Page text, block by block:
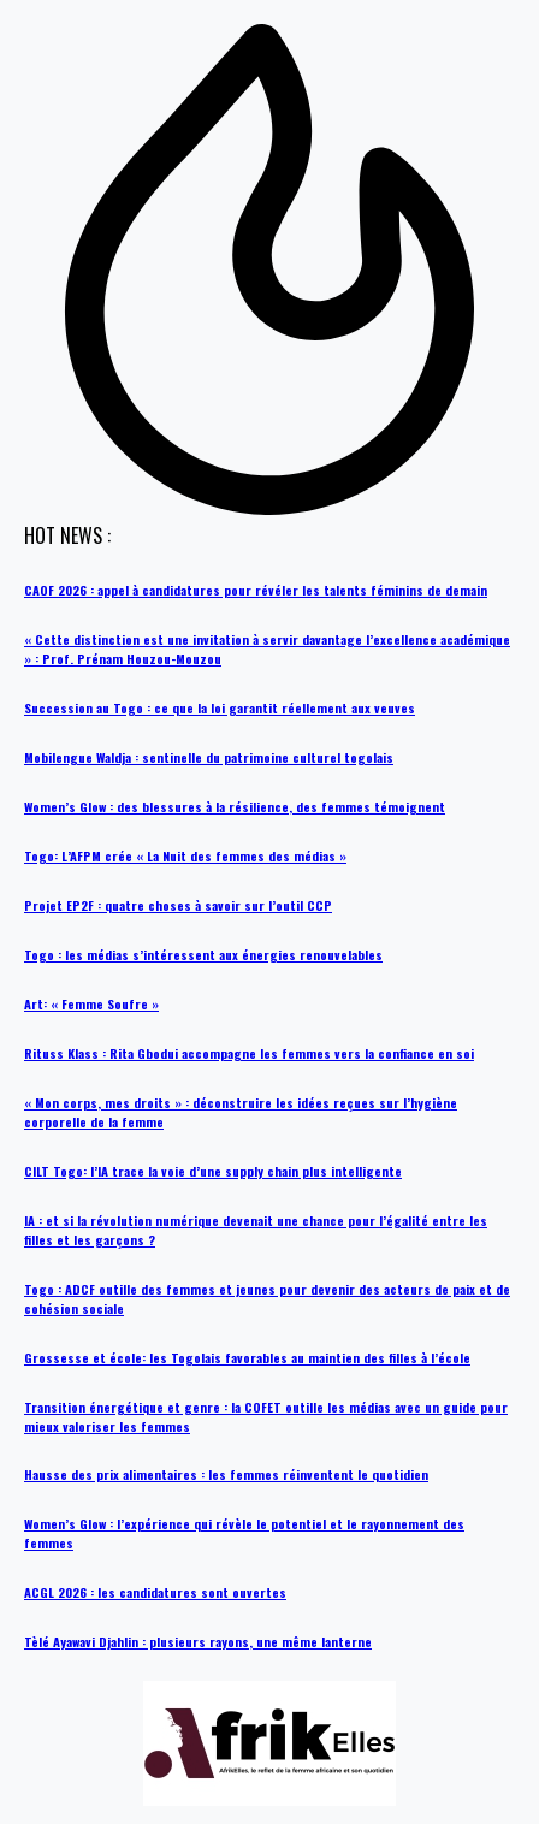
HOT NEWS :
CAOF 2026 : appel à candidatures pour révéler les talents féminins de demain
« Cette distinction est une invitation à servir davantage l’excellence académique
» : Prof. Prénam Houzou-Mouzou
Succession au Togo : ce que la loi garantit réellement aux veuves
Mobilengue Waldja : sentinelle du patrimoine culturel togolais
Women’s Glow : des blessures à la résilience, des femmes témoignent
Togo: L’AFPM crée « La Nuit des femmes des médias »
Projet EP2F : quatre choses à savoir sur l’outil CCP
Togo : les médias s’intéressent aux énergies renouvelables
Art: « Femme Soufre »
Rituss Klass : Rita Gbodui accompagne les femmes vers la confiance en soi
« Mon corps, mes droits » : déconstruire les idées reçues sur l’hygiène
corporelle de la femme
CILT Togo: l’IA trace la voie d’une supply chain plus intelligente
IA : et si la révolution numérique devenait une chance pour l’égalité entre les
filles et les garçons ?
Togo : ADCF outille des femmes et jeunes pour devenir des acteurs de paix et de
cohésion sociale
Grossesse et école: les Togolais favorables au maintien des filles à l’école
Transition énergétique et genre : la COFET outille les médias avec un guide pour
mieux valoriser les femmes
Hausse des prix alimentaires : les femmes réinventent le quotidien
Women’s Glow : l’expérience qui révèle le potentiel et le rayonnement des
femmes
ACGL 2026 : les candidatures sont ouvertes
Tèlé Ayawavi Djahlin : plusieurs rayons, une même lanterne